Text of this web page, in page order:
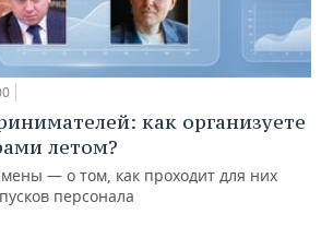
как организуете
летом?
— о том, как проходит для них
персонала